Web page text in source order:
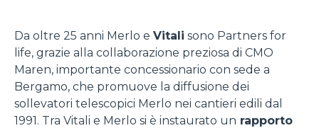
Da oltre 25 anni Merlo e Vitali sono Partners for
life, grazie alla collaborazione preziosa di CMO
Maren, importante concessionario con sede a
Bergamo, che promuove la diffusione dei
sollevatori telescopici Merlo nei cantieri edili dal
1991. Tra Vitali e Merlo si è instaurato un rapporto